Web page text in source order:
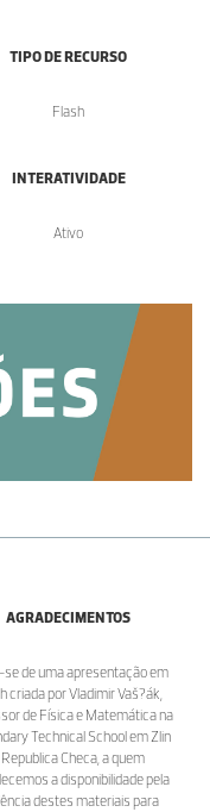
TIPO DE RECURSO
Flash
INTERATIVIDADE
Ativo
AGRADECIMENTOS
de uma apresentação em
criada por Vladimir Vaš?ák,
de Física e Matemática na
Technical School em Zlin
Checa, a quem
a disponibilidade pela
destes materiais para